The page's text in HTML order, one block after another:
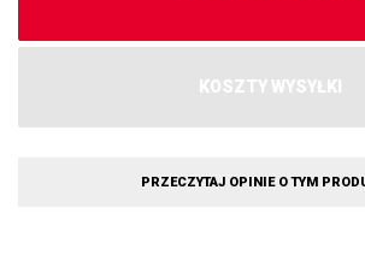
KOSZTY WYSYŁKI
PRZECZYTAJ OPINIE O TYM